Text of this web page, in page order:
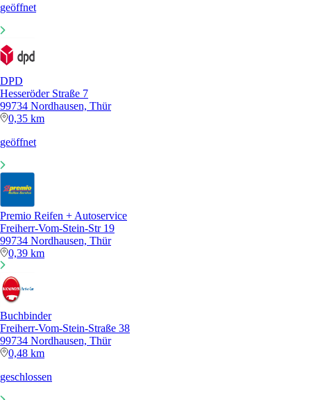
geöffnet
DPD
Hesseröder Straße 7
99734 Nordhausen, Thür
0,35 km
geöffnet
Premio Reifen + Autoservice
Freiherr-Vom-Stein-Str 19
99734 Nordhausen, Thür
0,39 km
Buchbinder
Freiherr-Vom-Stein-Straße 38
99734 Nordhausen, Thür
0,48 km
geschlossen